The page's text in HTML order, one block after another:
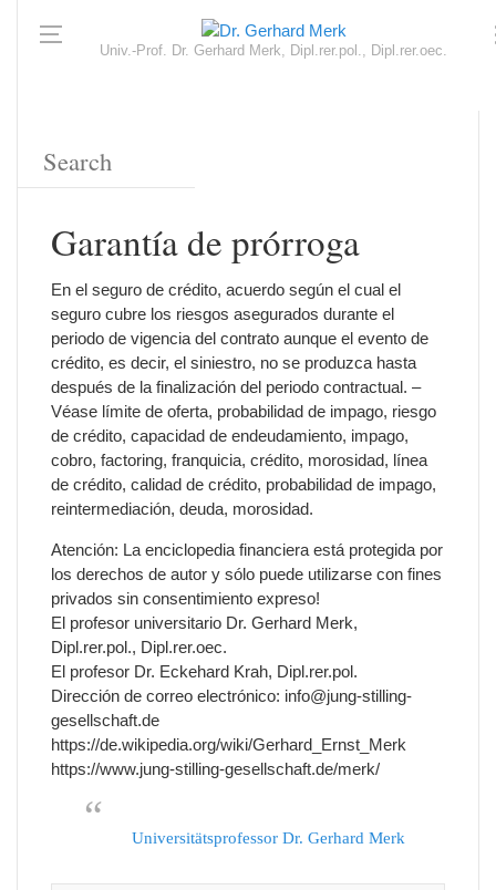
Univ.-Prof. Dr. Gerhard Merk, Dipl.rer.pol., Dipl.rer.oec.
Garantía de prórroga
En el seguro de crédito, acuerdo según el cual el
seguro cubre los riesgos asegurados durante el
periodo de vigencia del contrato aunque el evento de
crédito, es decir, el siniestro, no se produzca hasta
después de la finalización del periodo contractual. –
Véase límite de oferta, probabilidad de impago, riesgo
de crédito, capacidad de endeudamiento, impago,
cobro, factoring, franquicia, crédito, morosidad, línea
de crédito, calidad de crédito, probabilidad de impago,
reintermediación, deuda, morosidad.
Atención: La enciclopedia financiera está protegida por
los derechos de autor y sólo puede utilizarse con fines
privados sin consentimiento expreso!
El profesor universitario Dr. Gerhard Merk,
Dipl.rer.pol., Dipl.rer.oec.
El profesor Dr. Eckehard Krah, Dipl.rer.pol.
Dirección de correo electrónico: info@jung-stilling-
gesellschaft.de
https://de.wikipedia.org/wiki/Gerhard_Ernst_Merk
https://www.jung-stilling-gesellschaft.de/merk/
Universitätsprofessor Dr. Gerhard Merk